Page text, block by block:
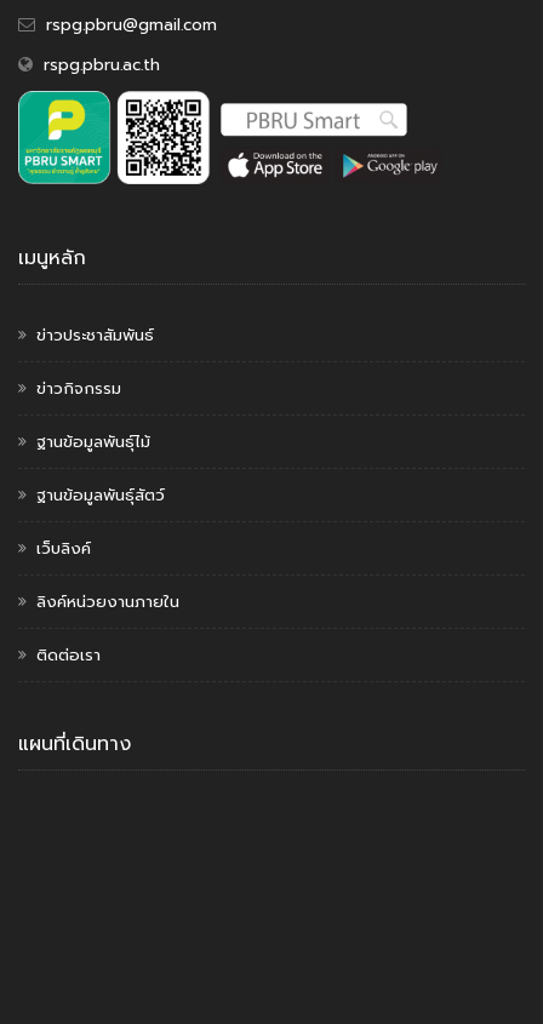
rspg.pbru@gmail.com
rspg.pbru.ac.th
เมนูหลัก
ข่าวประชาสัมพันธ์
ข่าวกิจกรรม
ฐานข้อมูลพันธุ์ไม้
ฐานข้อมูลพันธุ์สัตว์
เว็บลิงค์
ลิงค์หน่วยงานภายใน
ติดต่อเรา
แผนที่เดินทาง